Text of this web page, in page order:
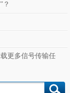
？
更多信号传输任